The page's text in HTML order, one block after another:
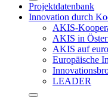
Projektdatenbank
Innovation durch
AKIS-
AKIS in
AKIS auf
Europäische
LEADER